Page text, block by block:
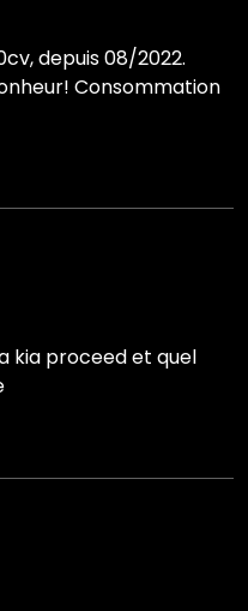
depuis 08/2022.
Consommation
kia proceed et quel